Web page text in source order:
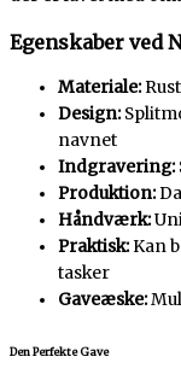
Egenskaber ved
Materiale:
Design:
navnet
Indgravering:
Produktion:
Håndværk:
Praktisk:Kan
tasker
Gaveæske:
Den Perfekte Gave